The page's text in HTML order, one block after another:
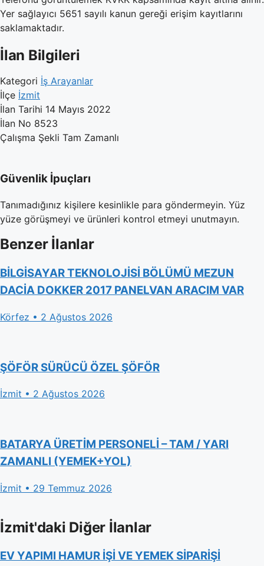
Yer sağlayıcı 5651 sayılı kanun gereği erişim kayıtlarını
saklamaktadır.
İlan Bilgileri
Kategori İş Arayanlar
İlçe İzmit
İlan Tarihi 14 Mayıs 2022
İlan No 8523
Çalışma Şekli Tam Zamanlı
Güvenlik İpuçları
Tanımadığınız kişilere kesinlikle para göndermeyin. Yüz
yüze görüşmeyi ve ürünleri kontrol etmeyi unutmayın.
Benzer İlanlar
BİLGİSAYAR TEKNOLOJİSİ BÖLÜMÜ MEZUN
DACİA DOKKER 2017 PANELVAN ARACIM VAR
Körfez • 2 Ağustos 2026
ŞÖFÖR SÜRÜCÜ ÖZEL ŞÖFÖR
İzmit • 2 Ağustos 2026
BATARYA ÜRETİM PERSONELİ – TAM / YARI
ZAMANLI (YEMEK+YOL)
İzmit • 29 Temmuz 2026
İzmit'daki Diğer İlanlar
EV YAPIMI HAMUR İŞİ VE YEMEK SİPARİŞİ